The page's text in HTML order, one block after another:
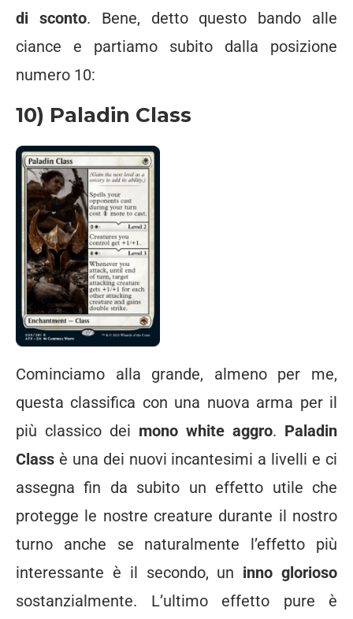
di sconto. Bene, detto questo bando alle
ciance e partiamo subito dalla posizione
numero 10:
10) Paladin Class
Cominciamo alla grande, almeno per me,
questa classifica con una nuova arma per il
più classico dei mono white aggro. Paladin
Class è una dei nuovi incantesimi a livelli e ci
assegna fin da subito un effetto utile che
protegge le nostre creature durante il nostro
turno anche se naturalmente l’effetto più
interessante è il secondo, un inno glorioso
sostanzialmente. L’ultimo effetto pure è